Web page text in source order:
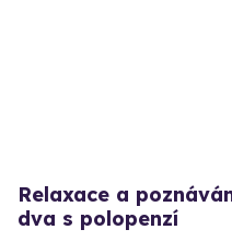
Relaxace a
dva s polopenzí